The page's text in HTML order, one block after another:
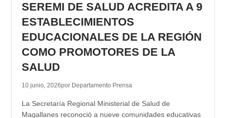
SEREMI DE SALUD ACREDITA A 9
ESTABLECIMIENTOS
EDUCACIONALES DE LA REGIÓN
COMO PROMOTORES DE LA
SALUD
10 junio, 2026por Departamento Prensa
La Secretaría Regional Ministerial de Salud de
Magallanes reconoció a nueve comunidades educativas